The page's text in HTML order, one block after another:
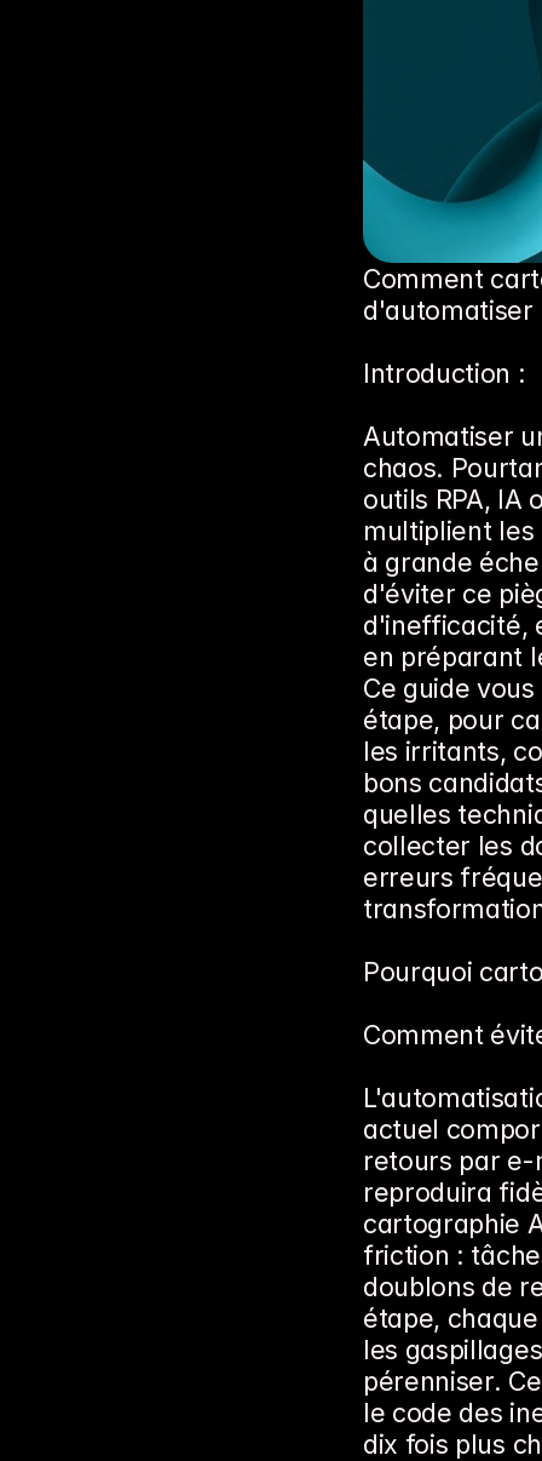
Comment
d'automatiser
Introduction :
Automatiser
chaos.
outils RPA, IA
multiplient
à grande
d'éviter ce
d'inefficacité,
en préparant
Ce guide
étape, pour
les irritants,
bons
quelles
collecter les
erreurs
Pourquoi
Comment
actuel
retours par e-
reproduira
cartographie
friction :
doublons de
étape,
les
pérenniser.
le code des
dix fois plus